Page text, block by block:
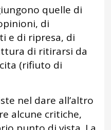
quelle di
di
e di ripresa, di
di ritirarsi da
(rifiuto di
nel dare all’altro
alcune critiche,